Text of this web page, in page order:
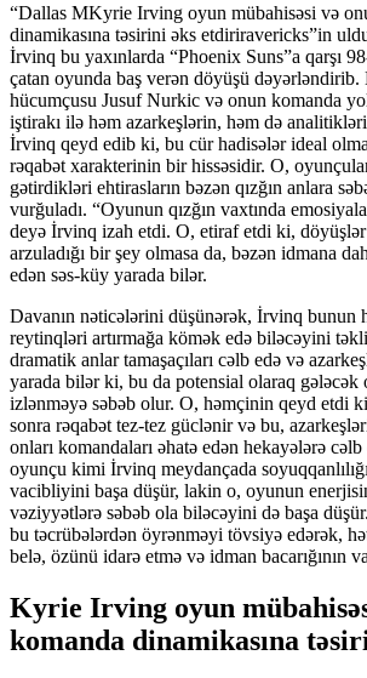
“Dallas MKyrie Irving oyun mübahisəsi və
dinamikasına təsirini əks etdiriravericks”in
İrvinq bu yaxınlarda “Phoenix Suns”a qarşı
çatan oyunda baş verən döyüşü dəyərləndirib.
hücumçusu Jusuf Nurkic və onun komanda
iştirakı ilə həm azarkeşlərin, həm də
İrvinq qeyd edib ki, bu cür hadisələr ideal
rəqabət xarakterinin bir hissəsidir. O,
gətirdikləri ehtirasların bəzən qızğın anlara
vurğuladı. “Oyunun qızğın vaxtında
deyə İrvinq izah etdi. O, etiraf etdi ki, döyüşlər
arzuladığı bir şey olmasa da, bəzən idmana
edən səs-küy yarada bilər.
Davanın nəticələrini düşünərək, İrvinq bunun
reytinqləri artırmağa kömək edə biləcəyini
dramatik anlar tamaşaçıları cəlb edə və
yarada bilər ki, bu da potensial olaraq gələcək
izlənməyə səbəb olur. O, həmçinin qeyd etdi
sonra rəqabət tez-tez güclənir və bu,
onları komandaları əhatə edən hekayələrə
oyunçu kimi İrvinq meydançada
vacibliyini başa düşür, lakin o, oyunun
vəziyyətlərə səbəb ola biləcəyini də başa
bu təcrübələrdən öyrənməyi tövsiyə edərək,
belə, özünü idarə etmə və idman bacarığının
Kyrie Irving oyun
komanda dinamikasına